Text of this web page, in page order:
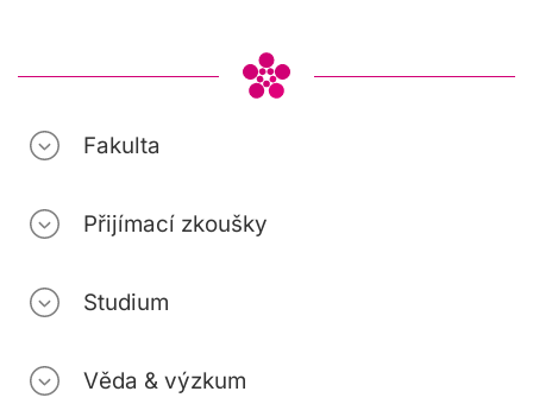
Fakulta
Přijímací zkoušky
Studium
Věda & výzkum